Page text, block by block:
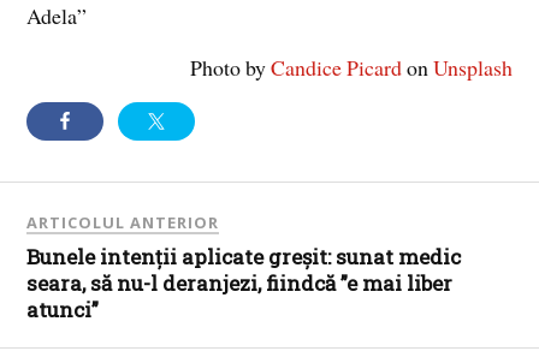
Adela”
Photo byCandice PicardonUnsplash
ARTICOLUL ANTERIOR
Bunele intenții aplicate greșit: sunat medic
seara, să nu-l deranjezi, fiindcă ”e mai liber
atunci”